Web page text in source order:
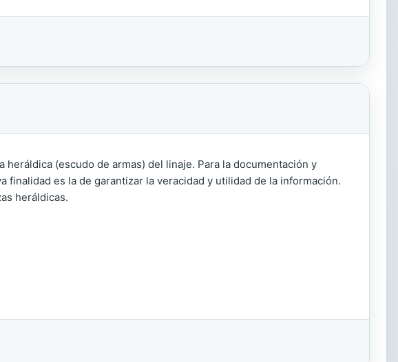
(escudo de armas) del linaje. Para la documentación y
es la de garantizar la veracidad y utilidad de la información.
heráldicas.